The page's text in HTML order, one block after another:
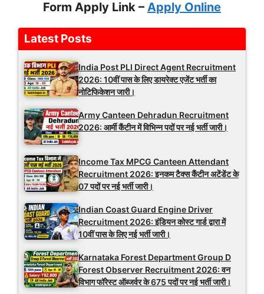
Form Apply Link – Apply Online
Latest Posts
India Post PLI Direct Agent Recruitment
2026: 10वीं पास के लिए डायरेक्ट एजेंट भर्ती का
नोटिफिकेशन जारी।
Army Canteen Dehradun Recruitment
2026: आर्मी कैंटीन में विभिन्न पदों पर नई भर्ती जारी।
Income Tax MPCG Canteen Attendant
Recruitment 2026: इनकम टैक्स कैंटीन अटेंडेंट के
07 पदों पर नई भर्ती जारी।
Indian Coast Guard Engine Driver
Recruitment 2026: इंडियन कोस्ट गार्ड द्वारा में
10वीं पास के लिए नई भर्ती जारी।
Karnataka Forest Department Group D
Forest Observer Recruitment 2026: वन
विभाग फॉरेस्ट ऑब्जर्वर के 675 पदों पर नई भर्ती जारी।